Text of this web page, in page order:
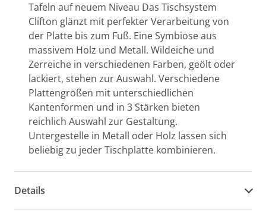
Tafeln auf neuem Niveau Das Tischsystem
Clifton glänzt mit perfekter Verarbeitung von
der Platte bis zum Fuß. Eine Symbiose aus
massivem Holz und Metall. Wildeiche und
Zerreiche in verschiedenen Farben, geölt oder
lackiert, stehen zur Auswahl. Verschiedene
Plattengrößen mit unterschiedlichen
Kantenformen und in 3 Stärken bieten
reichlich Auswahl zur Gestaltung.
Untergestelle in Metall oder Holz lassen sich
beliebig zu jeder Tischplatte kombinieren.
Details